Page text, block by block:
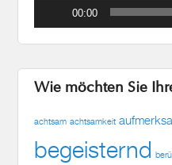
00:00
Wie möchten Sie
achtsam achtsamkeit
begeisternd